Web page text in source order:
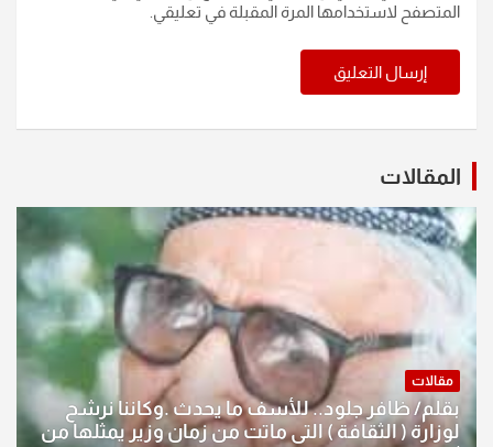
المتصفح لاستخدامها المرة المقبلة في تعليقي.
المقالات
مقالات
بقلم/ ظافر جلود.. للأسف ما يحدث .وكاننا نرشح
لوزارة ( الثقافة ) التي ماتت من زمان وزير يمثلها من